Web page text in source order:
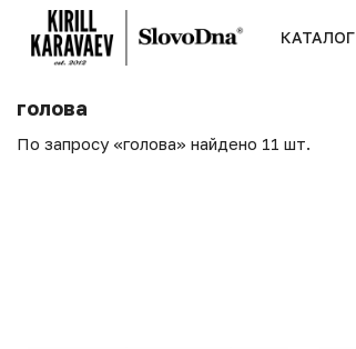
КАТАЛОГ
голова
По запросу «голова» найдено 11 шт.